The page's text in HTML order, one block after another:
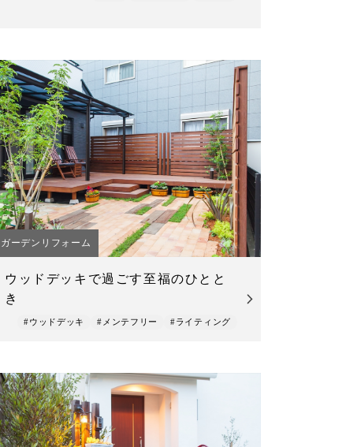
ガーデンリフォーム
ウッドデッキで過ごす至福のひとと
き
#ウッドデッキ #メンテフリー #ライティング